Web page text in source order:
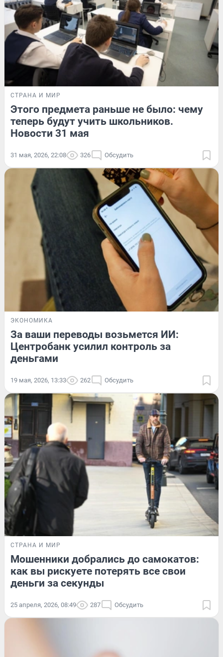
СТРАНА И МИР
Этого предмета раньше не было: чему
теперь будут учить школьников.
Новости 31 мая
31 мая, 2026, 22:08 326 Обсудить
ЭКОНОМИКА
За ваши переводы возьмется ИИ:
Центробанк усилил контроль за
деньгами
19 мая, 2026, 13:33 262 Обсудить
СТРАНА И МИР
Мошенники добрались до самокатов:
как вы рискуете потерять все свои
деньги за секунды
25 апреля, 2026, 08:49 287 Обсудить